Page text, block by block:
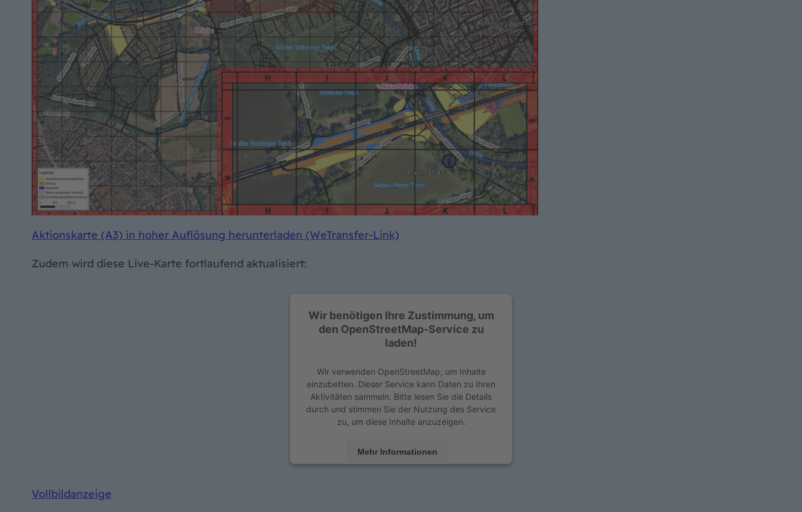
Aktionskarte (A3) in hoher Auflösung herunterladen (WeTransfer-Link)
Zudem wird diese Live-Karte fortlaufend aktualisiert:
Wir benötigen Ihre Zustimmung, um
den OpenStreetMap-Service zu
laden!
Wir verwenden OpenStreetMap, um Inhalte
einzubetten. Dieser Service kann Daten zu Ihren
Aktivitäten sammeln. Bitte lesen Sie die Details
durch und stimmen Sie der Nutzung des Service
zu, um diese Inhalte anzuzeigen.
Mehr Informationen
Vollbildanzeige